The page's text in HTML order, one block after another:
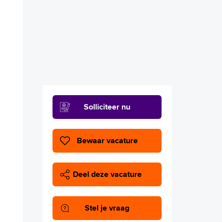
Solliciteer nu
Deel deze vacature
Stel je vraag